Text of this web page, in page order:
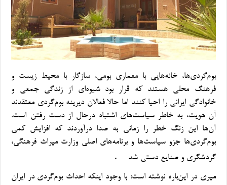
بوم‌گردی‌ها، خانه‌هایی با معماری بومی، سازگار با محیط زیست و
فرهنگ محلی هستند که قرار بود شیوه‌ای از زندگی جمعی و
خانوادگی ایرانی را احیا کنند اما حالا فعالان دیرینه بوم‌گردی معتقدند
آن هویت، به خاطر سیاست‌های اشتباه درحال از دست رفتن است.
آن‌ها این زنگ خطر را زمانی به صدا درآوردند که افزایش کمی
بوم‌گردی‌ها جزو سیاست‌ها و برنامه‌های اصلی وزارت میراث فرهنگی،
گردشگری و صنایع دستی شد
.
میری در این‌باره نوشته است: با وجود اینکه احداث بوم‌گردی در ایران